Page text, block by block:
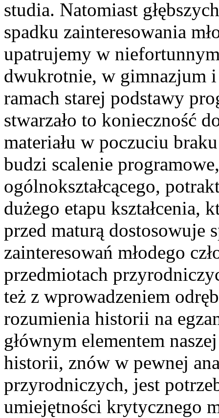
studia. Natomiast
spadku zainteresowania
upatrujemy w
dwukrotnie, w gimnazjum
ramach starej podstawy
stwarzało to konieczność
materiału w poczuciu
budzi scalenie
ogólnokształcącego,
dużego etapu kształcenia,
przed maturą dostosowuje
zainteresowań młodego
przedmiotach
też z wprowadzeniem
rozumienia historii na
głównym elementem
historii, znów w pewnej
przyrodniczych, jest
umiejętności krytycznego